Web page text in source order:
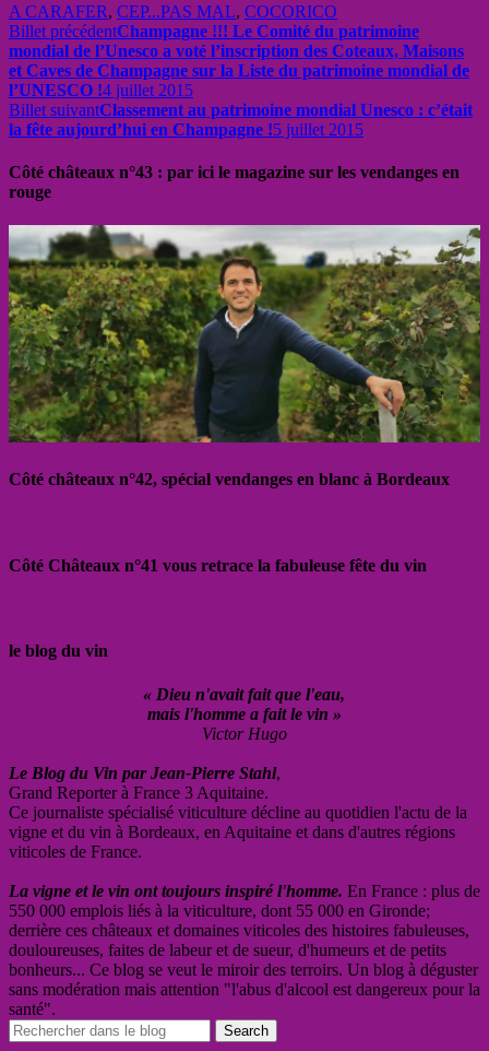
A CARAFER, CEP...PAS MAL, COCORICO
Billet précédentChampagne !!! Le Comité du patrimoine
mondial de l’Unesco a voté l’inscription des Coteaux, Maisons
et Caves de Champagne sur la Liste du patrimoine mondial de
l’UNESCO !4 juillet 2015
Billet suivantClassement au patrimoine mondial Unesco : c’était
la fête aujourd’hui en Champagne !5 juillet 2015
Côté châteaux n°43 : par ici le magazine sur les vendanges en
rouge
Côté châteaux n°42, spécial vendanges en blanc à Bordeaux
Côté Châteaux n°41 vous retrace la fabuleuse fête du vin
le blog du vin
« Dieu n'avait fait que l'eau,
mais l'homme a fait le vin »
Victor Hugo
Le Blog du Vin par Jean-Pierre Stahl,
Grand Reporter à France 3 Aquitaine.
Ce journaliste spécialisé viticulture décline au quotidien l'actu de la
vigne et du vin à Bordeaux, en Aquitaine et dans d'autres régions
viticoles de France.
La vigne et le vin ont toujours inspiré l'homme. En France : plus de
550 000 emplois liés à la viticulture, dont 55 000 en Gironde;
derrière ces châteaux et domaines viticoles des histoires fabuleuses,
douloureuses, faites de labeur et de sueur, d'humeurs et de petits
bonheurs... Ce blog se veut le miroir des terroirs. Un blog à déguster
sans modération mais attention "l'abus d'alcool est dangereux pour la
santé".